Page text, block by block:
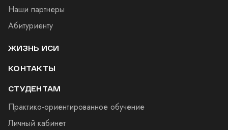
Наши партнеры
Абитуриенту
ЖИЗНЬ ИСИ
КОНТАКТЫ
СТУДЕНТАМ
Практико-ориентированное обучение
Личный кабинет